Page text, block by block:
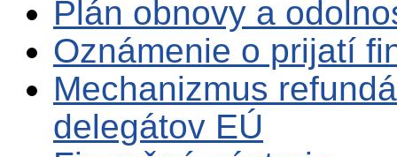
Plán obnovy a
Oznámenie o prijatí
Mechanizmus
delegátov EÚ